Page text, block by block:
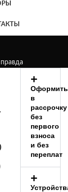
Оформить
в
рассрочку
без
первого
взноса
и без
переплат